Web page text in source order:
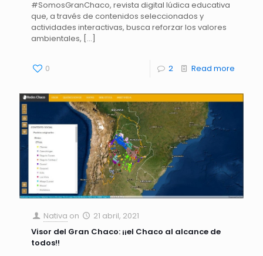
#SomosGranChaco, revista digital lúdica educativa
que, a través de contenidos seleccionados y
actividades interactivas, busca reforzar los valores
ambientales, […]
0 2 Read more
Nativa on
21 abril, 2021
Visor del Gran Chaco: ¡¡el Chaco al alcance de
todos!!